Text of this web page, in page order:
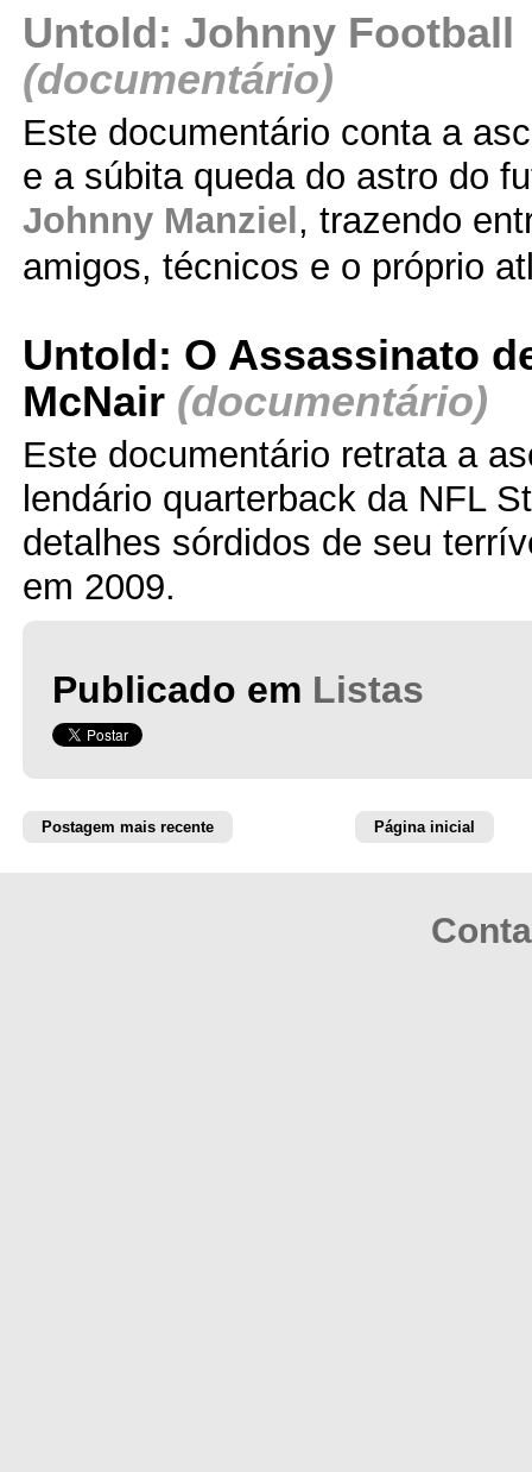
Untold: Johnny Football
(documentário)
Este documentário conta a
e a súbita queda do astro do
Johnny Manziel, trazendo
amigos, técnicos e o próprio
Untold: O Assassinato
McNair (documentário)
Este documentário retrata a
lendário quarterback da NFL
detalhes sórdidos de seu
em 2009.
Publicado em Listas
Postagem mais recente Página inicial